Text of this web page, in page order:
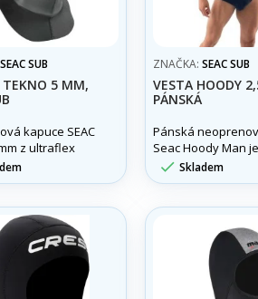
SEAC SUB
TEKNO 5 MM,
kapuce SEAC
z ultraflex
s Air-Release
hladkým límcem
potápění.
ZNAČKA: SEAC SUB
VESTA HOODY
PÁNSKÁ
Pánská
Seac Hoody Man je
vyrobena z 2,5 mm
ultraelastického
 Skladem